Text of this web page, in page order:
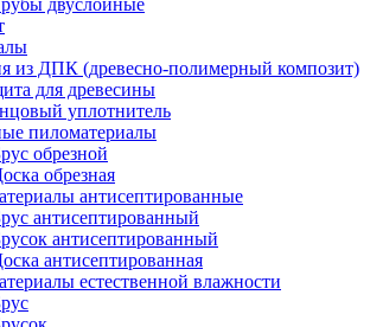
из ДПК (древесно-полимерный композит)
для древесины
уплотнитель
пиломатериалы
обрезной
обрезная
антисептированные
антисептированный
антисептированный
антисептированная
естественной влажности